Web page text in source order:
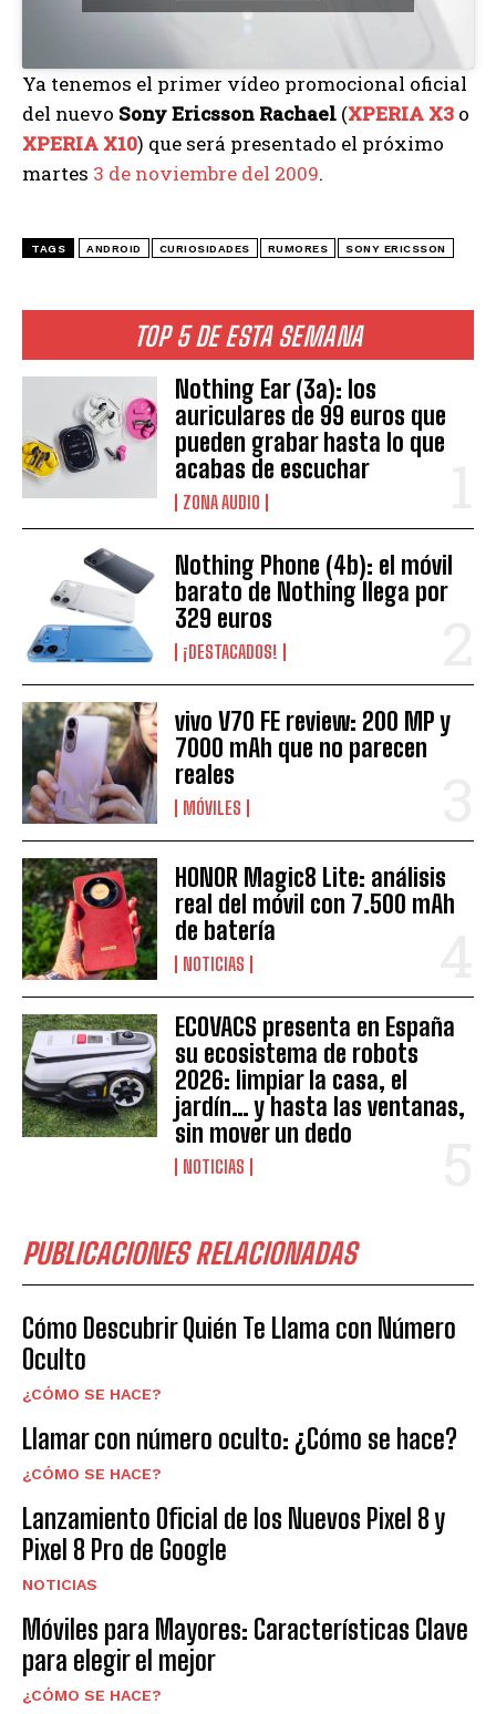
TOP 5 DE ESTA SEMANA
Nothing Ear (3a): los
auriculares de 99 euros que
pueden grabar hasta lo que
acabas de escuchar
ZONA AUDIO
Nothing Phone (4b): el móvil
barato de Nothing llega por
329 euros
¡DESTACADOS!
vivo V70 FE review: 200 MP y
7000 mAh que no parecen
reales
MÓVILES
HONOR Magic8 Lite: análisis
real del móvil con 7.500 mAh
de batería
NOTICIAS
ECOVACS presenta en España
su ecosistema de robots
2026: limpiar la casa, el
jardín… y hasta las ventanas,
sin mover un dedo
NOTICIAS
PUBLICACIONES RELACIONADAS
Cómo Descubrir Quién Te Llama con Número
Oculto
¿CÓMO SE HACE?
Llamar con número oculto: ¿Cómo se hace?
¿CÓMO SE HACE?
Lanzamiento Oficial de los Nuevos Pixel 8 y
Pixel 8 Pro de Google
NOTICIAS
Móviles para Mayores: Características Clave
para elegir el mejor
¿CÓMO SE HACE?
Ya tenemos el primer vídeo promocional oficial
del nuevo Sony Ericsson Rachael (XPERIA X3 o
XPERIA X10) que será presentado el próximo
martes 3 de noviembre del 2009.
TAGS ANDROID CURIOSIDADES RUMORES SONY ERICSSON